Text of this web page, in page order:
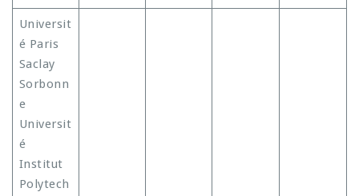
Universit
é Paris
Saclay
Sorbonn
e
Universit
é
Institut
Polytech